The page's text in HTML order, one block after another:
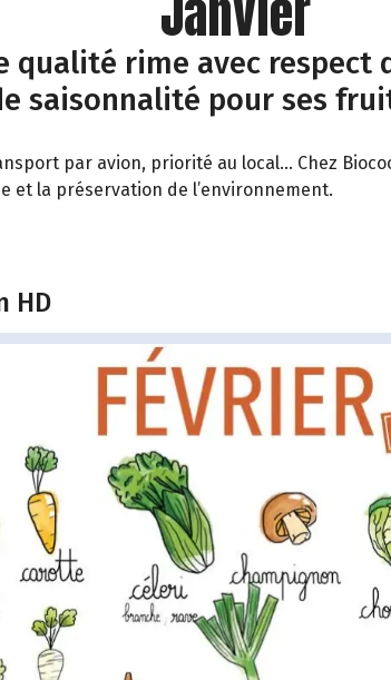
qualité rime avec
saisonnalité pour ses
par avion, priorité au local… Chez
et la préservation de l’environnement.
HD